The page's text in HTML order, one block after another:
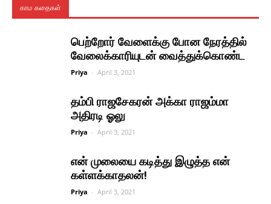
காம கதைகள்
பெற்றோர் வேளைக்கு போன நேரத்தில்
வேலைக்காரியுடன் வைத்துக்கொண்ட
Priya - April 3, 2021
தம்பி ராஜசேகரன் அக்கா ராஜம்மா
அதிரடி ஓலு
Priya - April 3, 2021
என் முலையை கடித்து இழுத்த என்
கள்ளக்காதலன்!
Priya - April 3, 2021